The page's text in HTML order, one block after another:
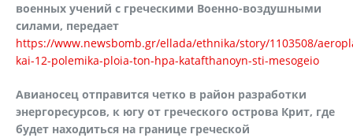
военных учений с греческими Военно-воздушными
силами, передает
https://www.newsbomb.gr/ellada/ethnika/story/1103508/
kai-12-polemika-ploia-ton-hpa-katafthanoyn-sti-mesogeio
Авианосец отправится четко в район разработки
энергоресурсов, к югу от греческого острова Крит, где
будет находиться на границе греческой